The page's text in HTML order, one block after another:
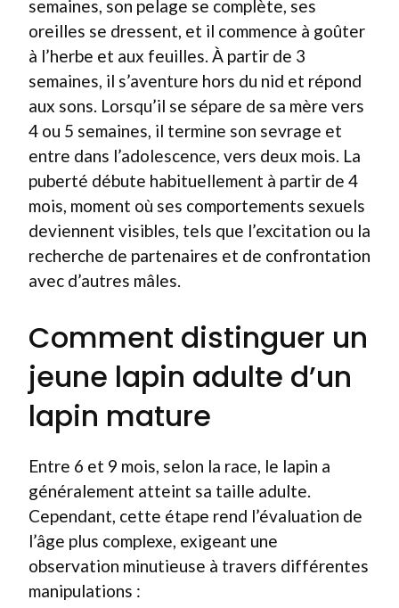
semaines, son pelage se complète, ses
oreilles se dressent, et il commence à goûter
à l’herbe et aux feuilles. À partir de 3
semaines, il s’aventure hors du nid et répond
aux sons. Lorsqu’il se sépare de sa mère vers
4 ou 5 semaines, il termine son sevrage et
entre dans l’adolescence, vers deux mois. La
puberté débute habituellement à partir de 4
mois, moment où ses comportements sexuels
deviennent visibles, tels que l’excitation ou la
recherche de partenaires et de confrontation
avec d’autres mâles.
Comment distinguer un
jeune lapin adulte d’un
lapin mature
Entre 6 et 9 mois, selon la race, le lapin a
généralement atteint sa taille adulte.
Cependant, cette étape rend l’évaluation de
l’âge plus complexe, exigeant une
observation minutieuse à travers différentes
manipulations :